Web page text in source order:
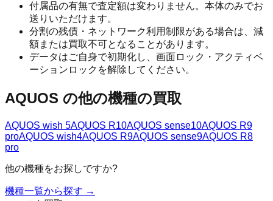
付属品の有無で査定額は変わりません。本体のみでお
送りいただけます。
分割の残債・ネットワーク利用制限がある場合は、減
額または買取不可となることがあります。
データはご自身で初期化し、画面ロック・アクティベ
ーションロックを解除してください。
AQUOS の他の機種の買取
AQUOS wish 5AQUOS R10AQUOS sense10AQUOS R9
proAQUOS wish4AQUOS R9AQUOS sense9AQUOS R8
pro
他の機種をお探しですか?
機種一覧から探す →